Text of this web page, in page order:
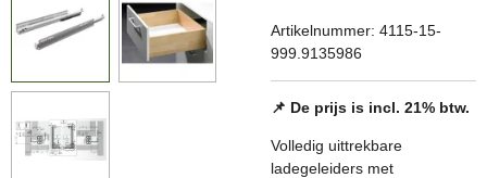
Artikelnummer: 4115-15-
999.9135986
📌 De prijs is incl. 21% btw.
Volledig uittrekbare
ladegeleiders met